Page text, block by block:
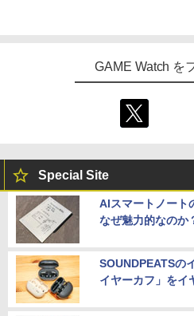
GAME Watch を
Special Site
AIスマートノート
なぜ魅力的なのか
SOUNDPEATSの
イヤーカフ」をイ